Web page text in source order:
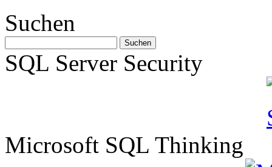
Suchen
SQL Server Security
Microsoft SQL Thinking